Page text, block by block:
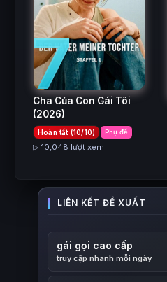
7
Cha Của Con Gái Tôi
(2026)
Hoàn tất (10/10) Phụ đề
▷ 10,048 lượt xem
gái gọi cao cấp
truy cập nhanh mỗi ngày